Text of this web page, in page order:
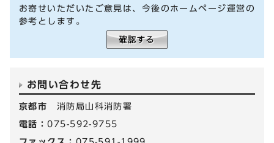
お寄せいただいたご意見は、今後のホームページ運営の
参考とします。
お問い合わせ先
京都市 消防局山科消防署
電話：075-592-9755